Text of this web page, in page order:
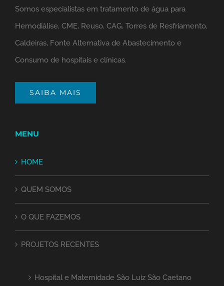
Somos especialistas em tratamento de água para
Hemodiálise, CME, Reuso, CAG, Torres de Resfriamento,
Caldeiras, Fonte Alternativa de Abastecimento e
Consumo de hospitais e clínicas.
SAIBA MAIS
MENU
HOME
QUEM SOMOS
O QUE FAZEMOS
PROJETOS RECENTES
Hospital e Maternidade São Luiz São Caetano